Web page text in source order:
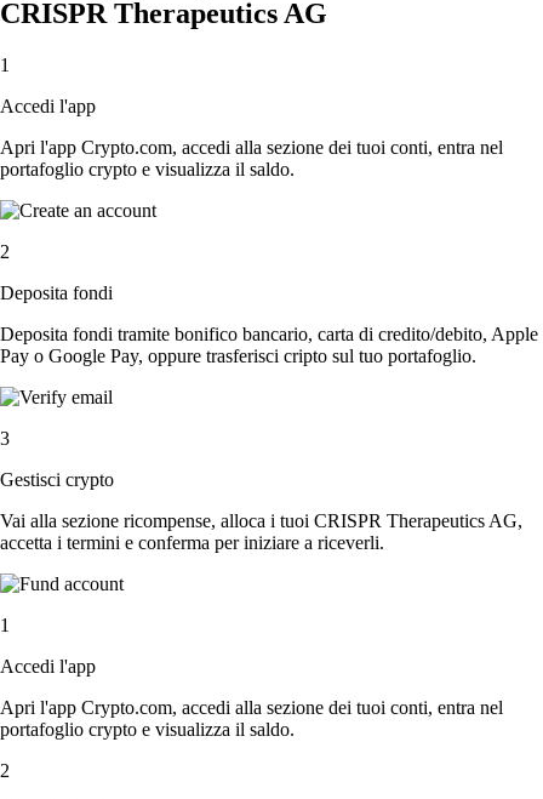
CRISPR Therapeutics AG
1
Accedi l'app
Apri l'app Crypto.com, accedi alla sezione dei tuoi conti, entra nel
portafoglio crypto e visualizza il saldo.
2
Deposita fondi
Deposita fondi tramite bonifico bancario, carta di credito/debito, Apple
Pay o Google Pay, oppure trasferisci cripto sul tuo portafoglio.
3
Gestisci crypto
Vai alla sezione ricompense, alloca i tuoi CRISPR Therapeutics AG,
accetta i termini e conferma per iniziare a riceverli.
1
Accedi l'app
Apri l'app Crypto.com, accedi alla sezione dei tuoi conti, entra nel
portafoglio crypto e visualizza il saldo.
2